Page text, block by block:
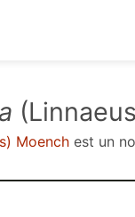
Moench est un